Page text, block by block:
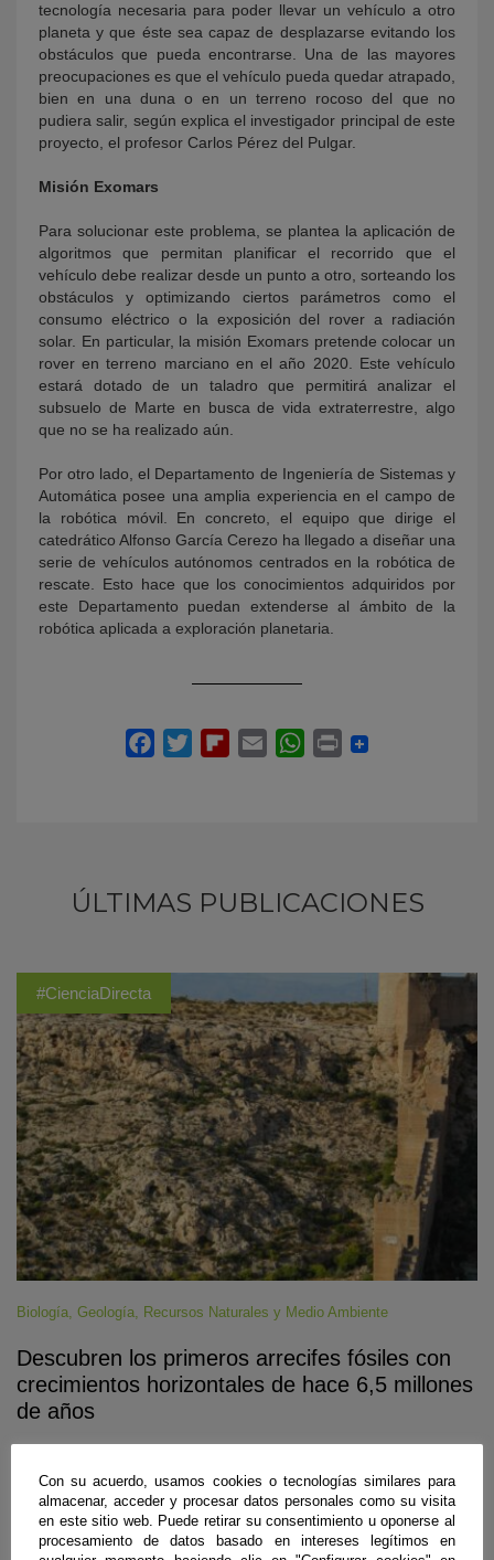
tecnología necesaria para poder llevar un vehículo a otro
planeta y que éste sea capaz de desplazarse evitando los
obstáculos que pueda encontrarse. Una de las mayores
preocupaciones es que el vehículo pueda quedar atrapado,
bien en una duna o en un terreno rocoso del que no
pudiera salir, según explica el investigador principal de este
proyecto, el profesor Carlos Pérez del Pulgar.
Misión Exomars
Para solucionar este problema, se plantea la aplicación de
algoritmos que permitan planificar el recorrido que el
vehículo debe realizar desde un punto a otro, sorteando los
obstáculos y optimizando ciertos parámetros como el
consumo eléctrico o la exposición del rover a radiación
solar. En particular, la misión Exomars pretende colocar un
rover en terreno marciano en el año 2020. Este vehículo
estará dotado de un taladro que permitirá analizar el
subsuelo de Marte en busca de vida extraterrestre, algo
que no se ha realizado aún.
Por otro lado, el Departamento de Ingeniería de Sistemas y
Automática posee una amplia experiencia en el campo de
la robótica móvil. En concreto, el equipo que dirige el
catedrático Alfonso García Cerezo ha llegado a diseñar una
serie de vehículos autónomos centrados en la robótica de
rescate. Esto hace que los conocimientos adquiridos por
este Departamento puedan extenderse al ámbito de la
robótica aplicada a exploración planetaria.
ÚLTIMAS PUBLICACIONES
#CienciaDirecta
Biología, Geología, Recursos Naturales y Medio Ambiente
Descubren los primeros arrecifes fósiles con
crecimientos horizontales de hace 6,5 millones
de años
Investigadores de las universidades de Almería y Granada han
identificado en varios puntos cercanos a la capital almeriense
afloramientos de origen marino correspondientes a la época geológica
previa en la que el Mediterráneo se secó casi por completo. En estos
Con su acuerdo, usamos cookies o tecnologías similares para
almacenar, acceder y procesar datos personales como su visita
en este sitio web. Puede retirar su consentimiento u oponerse al
procesamiento de datos basado en intereses legítimos en